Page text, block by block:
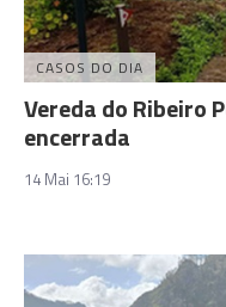
CASOS DO DIA
Vereda do Ribeiro
encerrada
14 Mai 16:19